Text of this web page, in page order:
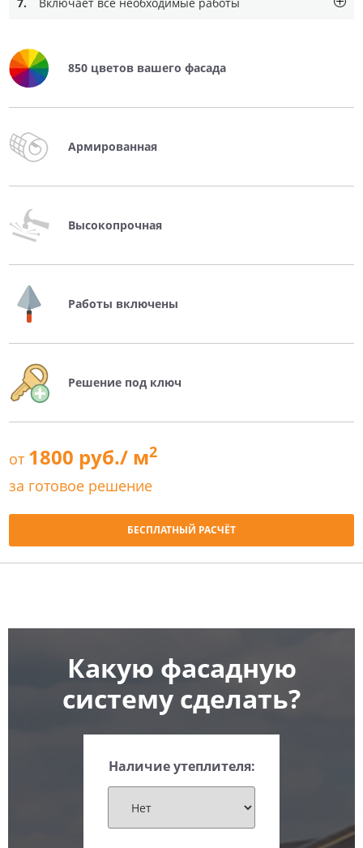
7. Включает все необходимые работы
850 цветов вашего фасада
Армированная
Высокопрочная
Работы включены
Решение под ключ
от 1800 руб./ м2
за готовое решение
БЕСПЛАТНЫЙ РАСЧЁТ
Какую фасадную
систему сделать?
Наличие утеплителя: